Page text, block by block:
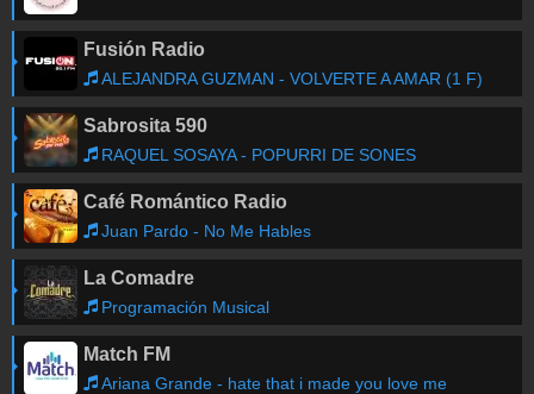
Fusión Radio
ALEJANDRA GUZMAN - VOLVERTE A AMAR (1 F)
Sabrosita 590
RAQUEL SOSAYA - POPURRI DE SONES
Café Romántico Radio
Juan Pardo - No Me Hables
La Comadre
Programación Musical
Match FM
Ariana Grande - hate that i made you love me